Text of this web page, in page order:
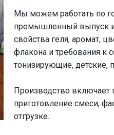
Мы можем работать по
промышленный выпуск
свойства геля, аромат,
флакона и требования
тонизирующие,
Производство включает
приготовление смеси,
отгрузке.